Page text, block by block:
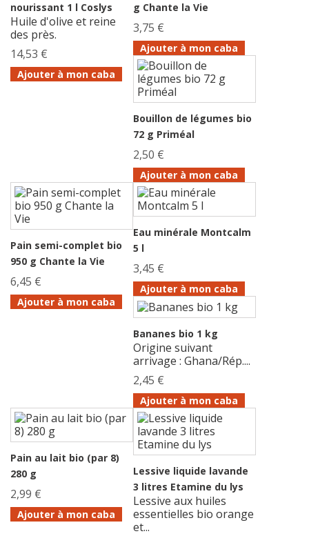
nourissant 1 l Coslys
Huile d'olive et reine
des près.
14,53 €
Ajouter à mon caba
g Chante la Vie
3,75 €
Ajouter à mon caba
Bouillon de légumes bio
72 g Priméal
2,50 €
Ajouter à mon caba
Pain semi-complet bio
950 g Chante la Vie
6,45 €
Ajouter à mon caba
Eau minérale Montcalm
5 l
3,45 €
Ajouter à mon caba
Bananes bio 1 kg
Origine suivant
arrivage : Ghana/Rép....
2,45 €
Ajouter à mon caba
Pain au lait bio (par 8)
280 g
2,99 €
Ajouter à mon caba
Lessive liquide lavande
3 litres Etamine du lys
Lessive aux huiles
essentielles bio orange
et...